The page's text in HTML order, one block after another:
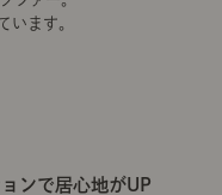
います。
ンで居心地がUP